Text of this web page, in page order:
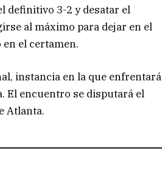
definitivo 3-2 y desatar el
al máximo para dejar en el
el certamen.
instancia en la que enfrentará
El encuentro se disputará el
Atlanta.